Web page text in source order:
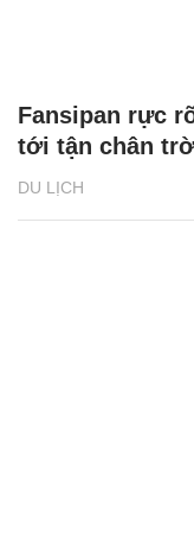
DU LỊCH
Fansipan rực
tới tận chân